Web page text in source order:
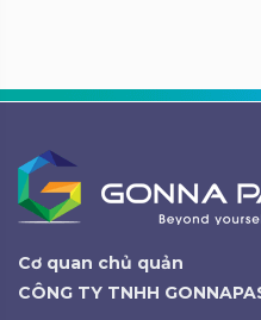
Cơ quan chủ quản
CÔNG TY TNHH